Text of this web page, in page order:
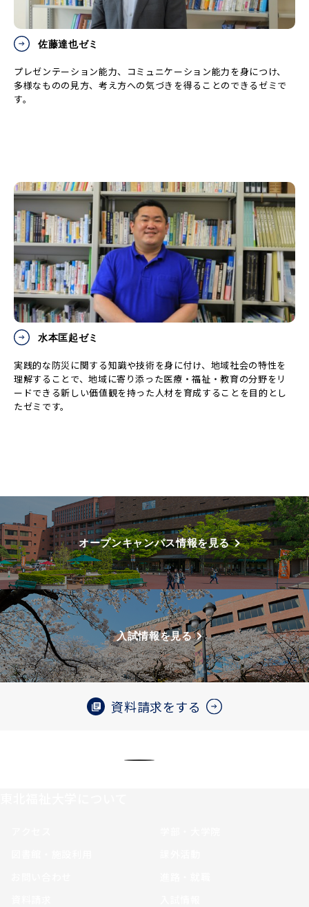
佐藤達也ゼミ
プレゼンテーション能力、コミュニケーション能力を身につけ、
多様なものの見方、考え方への気づきを得ることのできるゼミで
す。
水本匡起ゼミ
実践的な防災に関する知識や技術を身に付け、地域社会の特性を
理解することで、地域に寄り添った医療・福祉・教育の分野をリ
ードできる新しい価値観を持った人材を育成することを目的とし
たゼミです。
オープンキャンパス情報を見る
入試情報を見る
資料請求をする